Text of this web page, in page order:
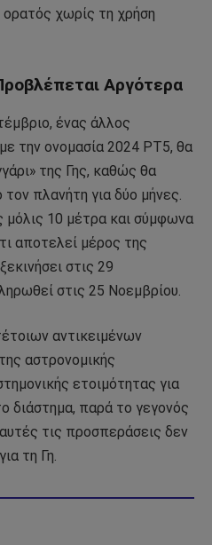
ορατός χωρίς τη χρήση
Αργότερα
ένας άλλος
την ονομασία 2024 PT5, θα
της Γης, καθώς θα
πλανήτη για δύο μήνες.
μόλις 10 μέτρα και σύμφωνα
αποτελεί μέρος της
στις 29
στις 25 Νοεμβρίου.
αντικειμένων
αστρονομικής
ετοιμότητας για
διάστημα, παρά το γεγονός
τις προσπεράσεις δεν
τη Γη.